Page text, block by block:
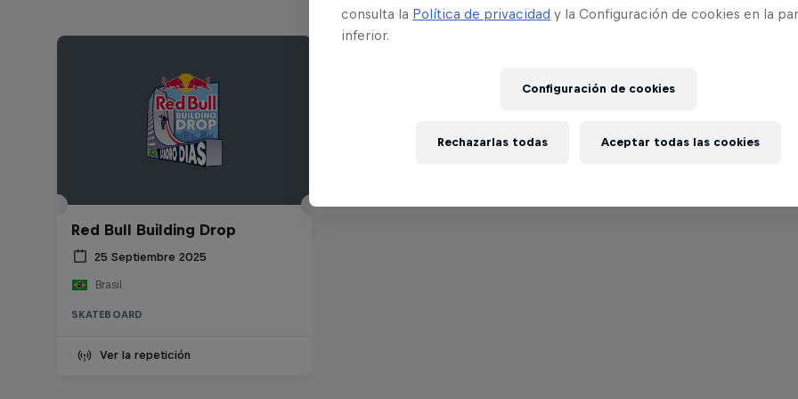
Red Bull Building Drop
25 Septiembre 2025
Brasil
SKATEBOARD
Ver la repetición
consulta la Política de privacidad y la Configuración de cookies en la
inferior.
Configuración de cookies
Rechazarlas todas Aceptar todas las cookies